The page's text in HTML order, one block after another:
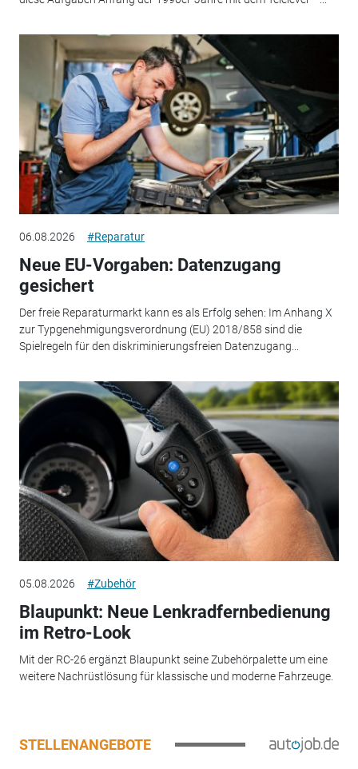
06.08.2026 #Reparatur
Neue EU-Vorgaben: Datenzugang
gesichert
Der freie Reparaturmarkt kann es als Erfolg sehen: Im Anhang X
zur Typgenehmigungsverordnung (EU) 2018/858 sind die
Spielregeln für den diskriminierungsfreien Datenzugang...
05.08.2026 #Zubehör
Blaupunkt: Neue Lenkradfernbedienung
im Retro-Look
Mit der RC-26 ergänzt Blaupunkt seine Zubehörpalette um eine
weitere Nachrüstlösung für klassische und moderne Fahrzeuge.
STELLENANGEBOTE